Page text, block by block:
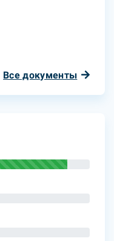
Все документы